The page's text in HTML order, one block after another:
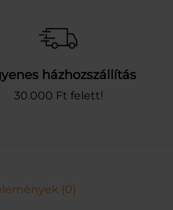
házhozszállítás
30.000 Ft felett!
(0)